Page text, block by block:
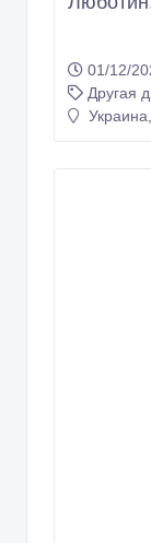
01/12/
Другая